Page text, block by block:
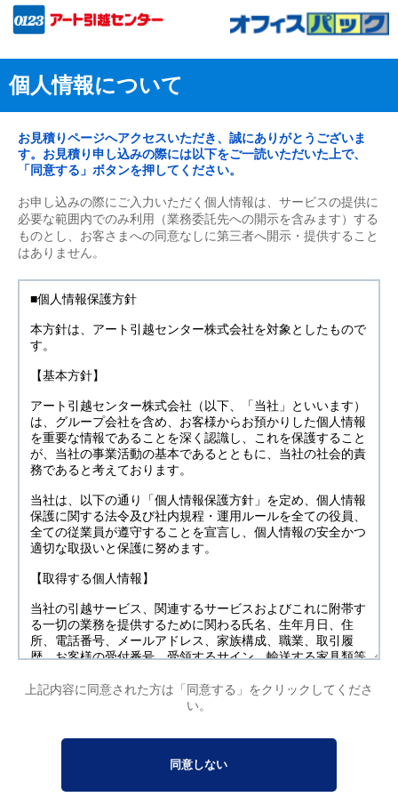
個人情報について
お見積りページへアクセスいただき、誠にありがとうございま
す。お見積り申し込みの際には以下をご一読いただいた上で、
「同意する」ボタンを押してください。
お申し込みの際にご入力いただく個人情報は、サービスの提供に
必要な範囲内でのみ利用（業務委託先への開示を含みます）する
ものとし、お客さまへの同意なしに第三者へ開示・提供すること
はありません。
上記内容に同意された方は「同意する」をクリックしてくださ
い。